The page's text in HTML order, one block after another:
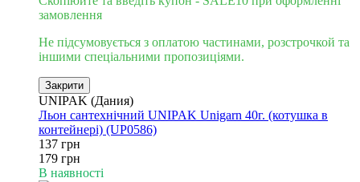
замовлення
Не підсумовується з оплатою частинами, розстрочкой та
іншими спеціальними пропозиціями.
Закрити
UNIPAK (Дания)
Льон сантехнічний UNIPAK Unigarn 40г. (котушка в
контейнері) (UP0586)
137 грн
179 грн
В наявності